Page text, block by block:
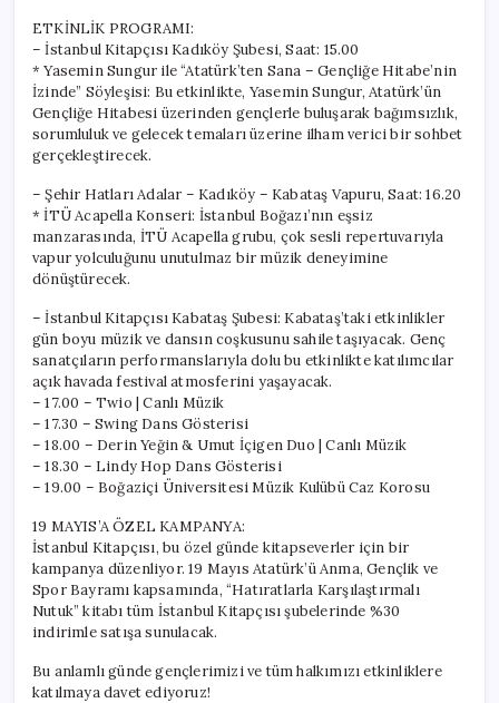
ETKİNLİK PROGRAMI:
– İstanbul Kitapçısı Kadıköy Şubesi, Saat: 15.00
* Yasemin Sungur ile “Atatürk’ten Sana – Gençliğe Hitabe’nin
İzinde” Söyleşisi: Bu etkinlikte, Yasemin Sungur, Atatürk’ün
Gençliğe Hitabesi üzerinden gençlerle buluşarak bağımsızlık,
sorumluluk ve gelecek temaları üzerine ilham verici bir sohbet
gerçekleştirecek.
– Şehir Hatları Adalar – Kadıköy – Kabataş Vapuru, Saat: 16.20
* İTÜ Acapella Konseri: İstanbul Boğazı’nın eşsiz
manzarasında, İTÜ Acapella grubu, çok sesli repertuvarıyla
vapur yolculuğunu unutulmaz bir müzik deneyimine
dönüştürecek.
– İstanbul Kitapçısı Kabataş Şubesi: Kabataş’taki etkinlikler
gün boyu müzik ve dansın coşkusunu sahile taşıyacak. Genç
sanatçıların performanslarıyla dolu bu etkinlikte katılımcılar
açık havada festival atmosferini yaşayacak.
– 17.00 – Twio | Canlı Müzik
– 17.30 – Swing Dans Gösterisi
– 18.00 – Derin Yeğin & Umut İçigen Duo | Canlı Müzik
– 18.30 – Lindy Hop Dans Gösterisi
– 19.00 – Boğaziçi Üniversitesi Müzik Kulübü Caz Korosu
19 MAYIS’A ÖZEL KAMPANYA:
İstanbul Kitapçısı, bu özel günde kitapseverler için bir
kampanya düzenliyor. 19 Mayıs Atatürk’ü Anma, Gençlik ve
Spor Bayramı kapsamında, “Hatıratlarla Karşılaştırmalı
Nutuk” kitabı tüm İstanbul Kitapçısı şubelerinde %30
indirimle satışa sunulacak.
Bu anlamlı günde gençlerimizi ve tüm halkımızı etkinliklere
katılmaya davet ediyoruz!